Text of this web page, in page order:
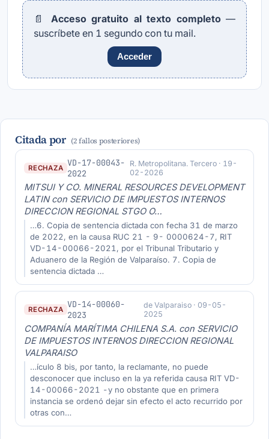
📄 Acceso gratuito al texto completo—
suscríbete en 1 segundo con tu mail.
Acceder
Citada por (2 fallos posteriores)
RECHAZA VD-17-00043-
2022
R. Metropolitana. Tercero · 19-
02-2026
MITSUI Y CO. MINERAL RESOURCES DEVELOPMENT
LATIN con SERVICIO DE IMPUESTOS INTERNOS
DIRECCION REGIONAL STGO O…
…6. Copia de sentencia dictada con fecha 31 de marzo
de 2022, en la causa RUC 21 - 9- 0000624-7, RIT
VD-14-00066-2021, por el Tribunal Tributario y
Aduanero de la Región de Valparaíso. 7. Copia de
sentencia dictada …
RECHAZA VD-14-00060-
2023
de Valparaiso · 09-05-
2025
COMPANÍA MARÍTIMA CHILENA S.A. con SERVICIO
DE IMPUESTOS INTERNOS DIRECCION REGIONAL
VALPARAISO
…ículo 8 bis, por tanto, la reclamante, no puede
desconocer que incluso en la ya referida causa RIT VD-
14-00066-2021 -y no obstante que en primera
instancia se ordenó dejar sin efecto el acto recurrido por
otras con…